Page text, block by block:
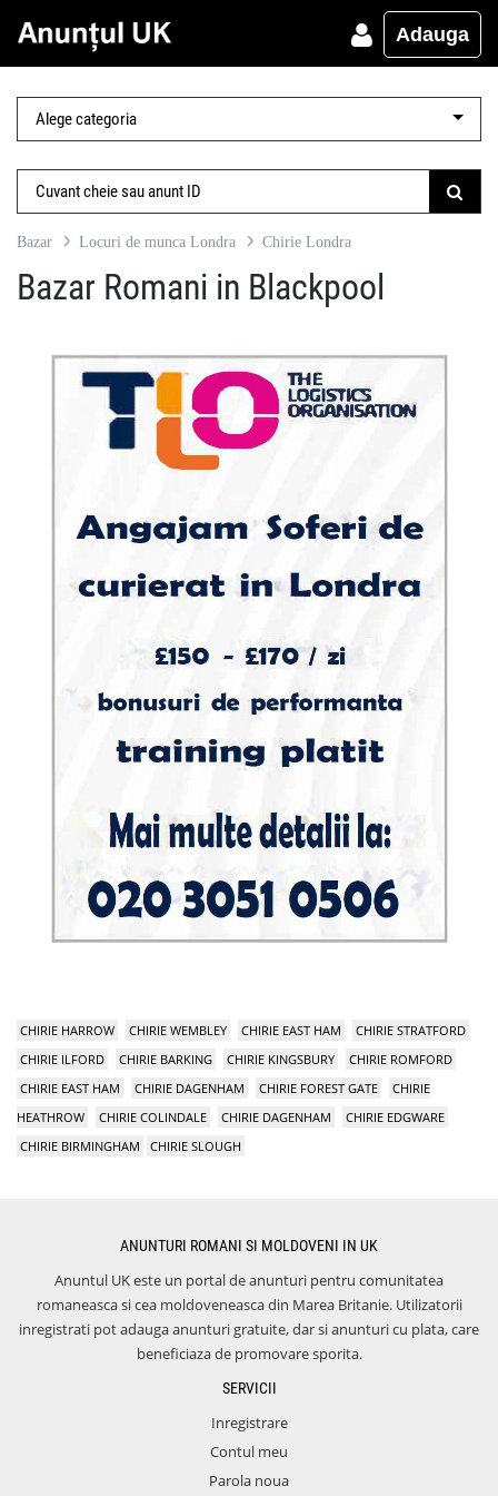
Adauga
Bazar Locuri de munca Londra Chirie Londra
Bazar Romani in Blackpool
CHIRIE HARROW CHIRIE WEMBLEY CHIRIE EAST HAM
CHIRIE STRATFORD
CHIRIE ILFORD
CHIRIE BARKING CHIRIE KINGSBURY
CHIRIE ROMFORD
CHIRIE EAST HAM
CHIRIE DAGENHAM CHIRIE FOREST GATE
CHIRIE
HEATHROW
CHIRIE COLINDALE CHIRIE DAGENHAM
CHIRIE EDGWARE
CHIRIE BIRMINGHAM
CHIRIE SLOUGH
ANUNTURI ROMANI SI MOLDOVENI IN UK
Anuntul UK este un portal de anunturi pentru comunitatea
romaneasca si cea moldoveneasca din Marea Britanie. Utilizatorii
inregistrati pot adauga anunturi gratuite, dar si anunturi cu plata, care
beneficiaza de promovare sporita.
SERVICII
Inregistrare
Contul meu
Parola noua